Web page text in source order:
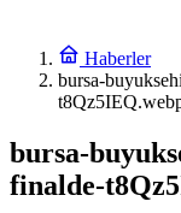
Haberler
bursa-
bursa-
finalde-